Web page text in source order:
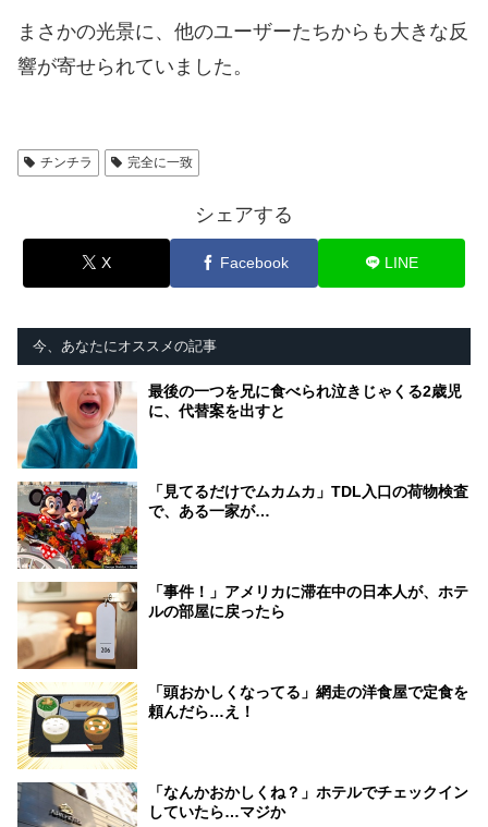
まさかの光景に、他のユーザーたちからも大きな反
響が寄せられていました。
チンチラ 完全に一致
シェアする
X Facebook LINE
今、あなたにオススメの記事
最後の一つを兄に食べられ泣きじゃくる2歳児
に、代替案を出すと
「見てるだけでムカムカ」TDL入口の荷物検査
で、ある一家が…
「事件！」アメリカに滞在中の日本人が、ホテ
ルの部屋に戻ったら
「頭おかしくなってる」網走の洋食屋で定食を
頼んだら…え！
「なんかおかしくね？」ホテルでチェックイン
していたら…マジか